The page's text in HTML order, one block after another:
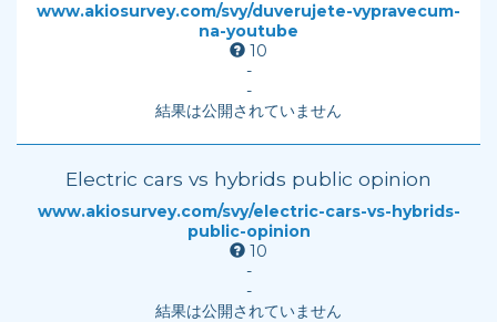
www.akiosurvey.com/svy/duverujete-vypravecum-
na-youtube
10
-
-
結果は公開されていません
Electric cars vs hybrids public opinion
www.akiosurvey.com/svy/electric-cars-vs-hybrids-
public-opinion
10
-
-
結果は公開されていません